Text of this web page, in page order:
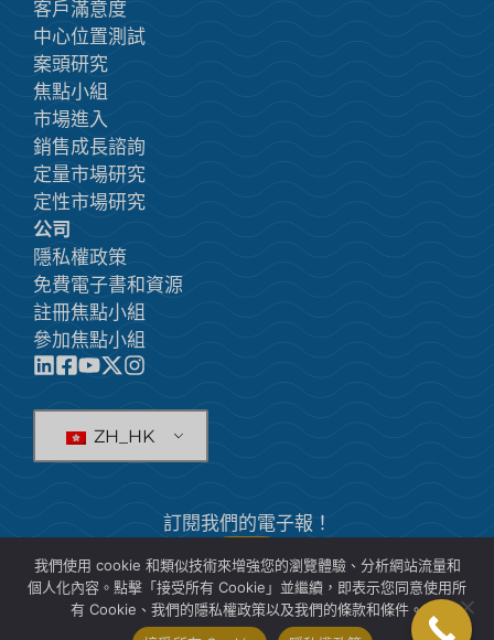
客戶滿意度
中心位置測試
案頭研究
焦點小組
市場進入
銷售成長諮詢
定量市場研究
定性市場研究
公司
隱私權政策
免費電子書和資源
註冊焦點小組
參加焦點小組
ZH_HK
訂閱我們的電子報！
訂閱
我們使用 cookie 和類似技術來增強您的瀏覽體驗、分析網站流量和
個人化內容。點擊「接受所有 Cookie」並繼續，即表示您同意使用所
有 Cookie、我們的隱私權政策以及我們的條款和條件。